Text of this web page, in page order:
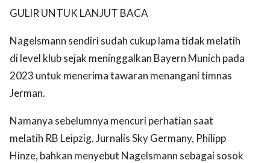
GULIR UNTUK LANJUT BACA
Nagelsmann sendiri sudah cukup lama tidak melatih
di level klub sejak meninggalkan Bayern Munich pada
2023 untuk menerima tawaran menangani timnas
Jerman.
Namanya sebelumnya mencuri perhatian saat
melatih RB Leipzig. Jurnalis Sky Germany, Philipp
Hinze, bahkan menyebut Nagelsmann sebagai sosok